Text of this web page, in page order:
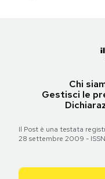
Chi
Gestisci le
Il Post è una testata
28 settembre 2009 -